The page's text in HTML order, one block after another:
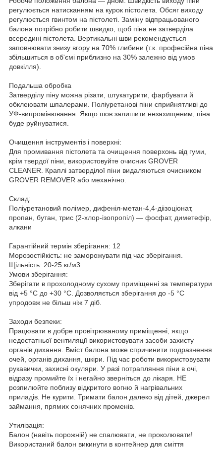
регулюється натисканням на курок пістолета. Обсяг виходу
регулюється гвинтом на пістолеті. Заміну відпрацьованого
балона потрібно робити швидко, щоб піна не затверділа
всередині пістолета. Вертикальні шви рекомендується
заповнювати знизу вгору на 70% глибини (т.к. професійна піна
збільшиться в об'ємі приблизно на 30% залежно від умов
довкілля).
Подальша обробка
Затверділу піну можна різати, штукатурити, фарбувати й
обклеювати шпалерами. Поліуретанові піни сприйнятливі до
УФ-випромінювання. Якщо шов залишити незахищеним, піна
буде руйнуватися.
Очищення інструментів і поверхні:
Для промивання пістолета та очищення поверхонь від гуми,
крім твердої піни, використовуйте очисник GROVER
CLEANER. Краплі затверділої піни видаляються очисником
GROVER REMOVER або механічно.
Склад:
Поліуретановий полімер, дифеніл-метан-4,4-діізоціонат,
пропан, бутан, трис (2-хлор-ізопропіл) — фосфат, диметефір,
алкани
Гарантійний термін зберігання: 12
Морозостійкість: не заморожувати під час зберігання.
Щільність: 20-25 кг/м3
Умови зберігання:
Зберігати в прохолодному сухому приміщенні за температури
від +5 °C до +30 °C. Дозволяється зберігання до -5 °C
упродовж не більш ніж 7 діб.
Заходи безпеки:
Працювати в добре провітрюваному приміщенні, якщо
недостатньої вентиляції використовувати засоби захисту
органів дихання. Вміст балона може спричинити подразнення
очей, органів дихання, шкіри. Під час роботи використовувати
рукавички, захисні окуляри. У разі потрапляння піни в очі,
відразу промийте їх і негайно зверніться до лікаря. НЕ
розпилюйте поблизу відкритого вогню й нагрівальних
приладів. Не курити. Тримати балон далеко від дітей, джерел
займання, прямих сонячних променів.
Утилізація:
Балон (навіть порожній) не спалювати, не проколювати!
Використаний балон викинути в контейнер для сміття